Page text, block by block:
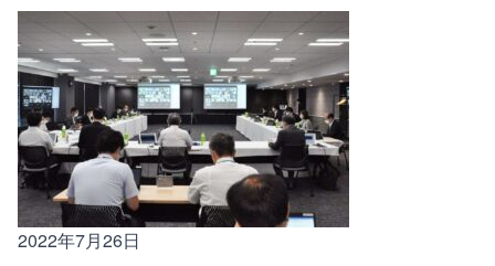
2022年7月26日